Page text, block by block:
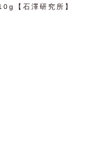
【石澤研究所】